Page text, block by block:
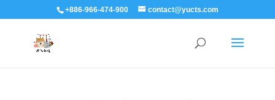
+886-966-474-900 contact@yucts.com